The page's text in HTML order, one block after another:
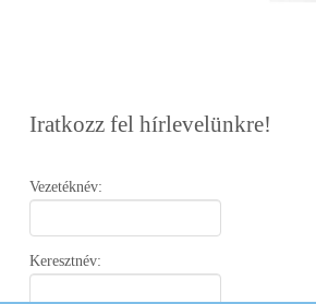
Iratkozz fel hírlevelünkre!
Vezetéknév:
Keresztnév: